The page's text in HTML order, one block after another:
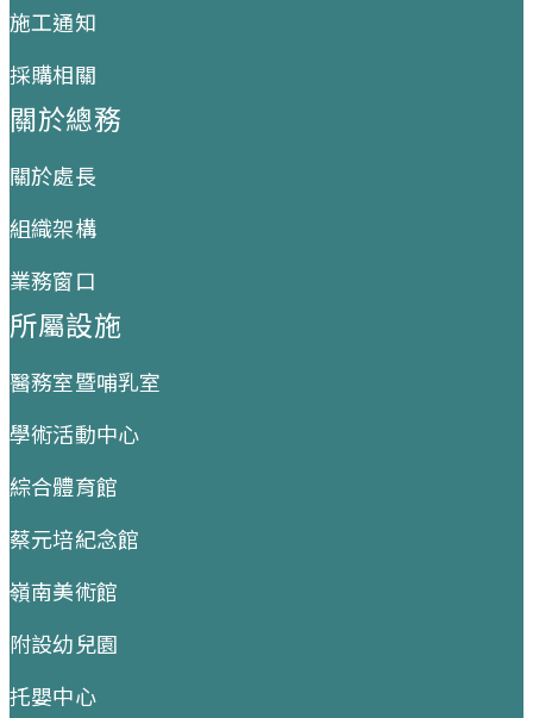
施工通知
採購相關
關於總務
關於處長
組織架構
業務窗口
所屬設施
醫務室暨哺乳室
學術活動中心
綜合體育館
蔡元培紀念館
嶺南美術館
附設幼兒園
托嬰中心